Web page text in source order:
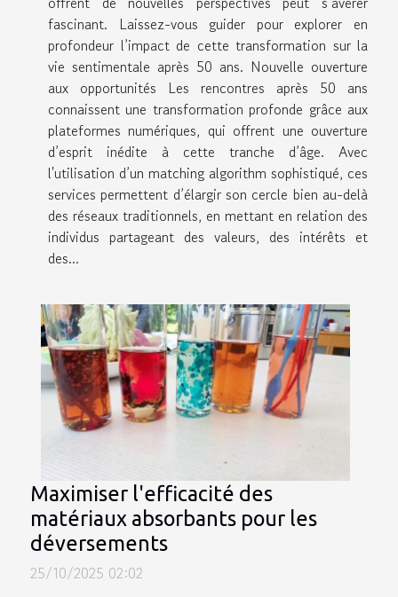
fascinant. Laissez-vous guider pour explorer en
profondeur l’impact de cette transformation sur la
vie sentimentale après 50 ans. Nouvelle ouverture
aux opportunités Les rencontres après 50 ans
connaissent une transformation profonde grâce aux
plateformes numériques, qui offrent une ouverture
d’esprit inédite à cette tranche d’âge. Avec
l'utilisation d’un matching algorithm sophistiqué, ces
services permettent d’élargir son cercle bien au-delà
des réseaux traditionnels, en mettant en relation des
individus partageant des valeurs, des intérêts et
des...
Maximiser l'efficacité des
matériaux absorbants pour les
déversements
25/10/2025 02:02